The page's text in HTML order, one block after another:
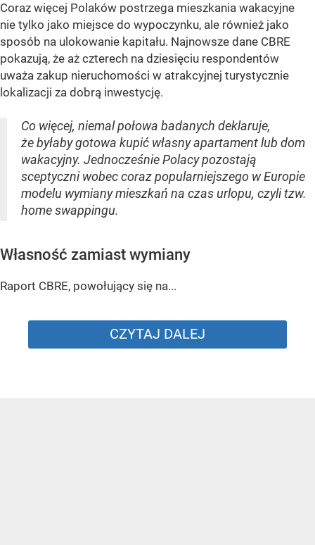
Coraz więcej Polaków postrzega mieszkania wakacyjne
nie tylko jako miejsce do wypoczynku, ale również jako
sposób na ulokowanie kapitału. Najnowsze dane CBRE
pokazują, że aż czterech na dziesięciu respondentów
uważa zakup nieruchomości w atrakcyjnej turystycznie
lokalizacji za dobrą inwestycję.
Co więcej, niemal połowa badanych deklaruje,
że byłaby gotowa kupić własny apartament lub dom
wakacyjny. Jednocześnie Polacy pozostają
sceptyczni wobec coraz popularniejszego w Europie
modelu wymiany mieszkań na czas urlopu, czyli tzw.
home swappingu.
Własność zamiast wymiany
Raport CBRE, powołujący się na...
CZYTAJ DALEJ